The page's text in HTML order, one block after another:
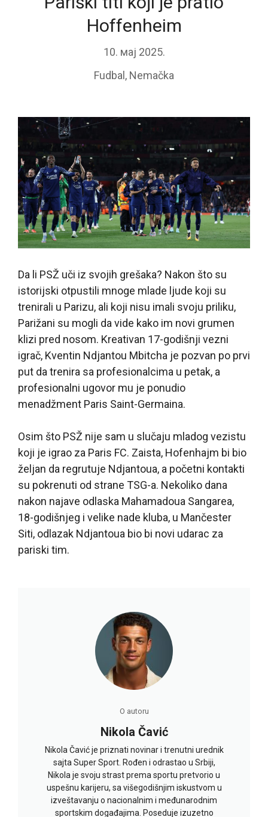
Hoffenheim
10. мај 2025.
Fudbal , Nemačka
Da li PSŽ uči iz svojih grešaka? Nakon što su
istorijski otpustili mnoge mlade ljude koji su
trenirali u Parizu, ali koji nisu imali svoju priliku,
Parižani su mogli da vide kako im novi grumen
klizi pred nosom. Kreativan 17-godišnji vezni
igrač, Kventin Ndjantou Mbitcha je pozvan po prvi
put da trenira sa profesionalcima u petak, a
profesionalni ugovor mu je ponudio
menadžment Paris Saint-Germaina.
Osim što PSŽ nije sam u slučaju mladog vezistu
koji je igrao za Paris FC. Zaista, Hofenhajm bi bio
željan da regrutuje Ndjantoua, a početni kontakti
su pokrenuti od strane TSG-a. Nekoliko dana
nakon najave odlaska Mahamadoua Sangarea,
18-godišnjeg i velike nade kluba, u Mančester
Siti, odlazak Ndjantoua bio bi novi udarac za
pariski tim.
O autoru
Nikola Čavić
Nikola Čavić je priznati novinar i trenutni urednik
sajta Super Sport. Rođen i odrastao u Srbiji,
Nikola je svoju strast prema sportu pretvorio u
uspešnu karijeru, sa višegodišnjim iskustvom u
izveštavanju o nacionalnim i međunarodnim
sportskim događajima. Poseduje izuzetno